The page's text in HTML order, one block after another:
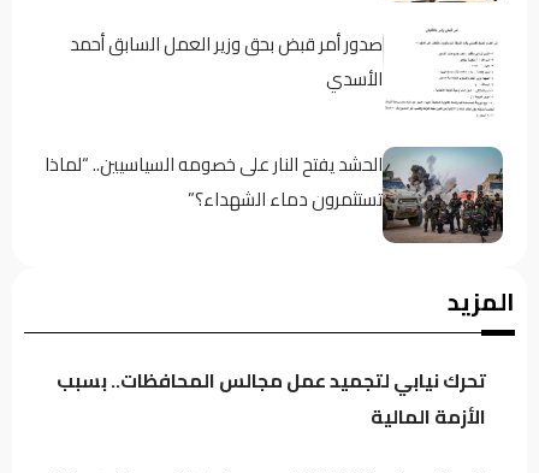
صدور أمر قبض بحق وزير العمل السابق أحمد
الأسدي
الحشد يفتح النار على خصومه السياسيين.. “لماذا
تستثمرون دماء الشهداء؟”
مصادر: عودة قيادات بارزة إلى ائتلاف السوداني..
المزيد
تحرك نيابي لتجميد عمل مجالس المحافظات.. بسبب
الأزمة المالية